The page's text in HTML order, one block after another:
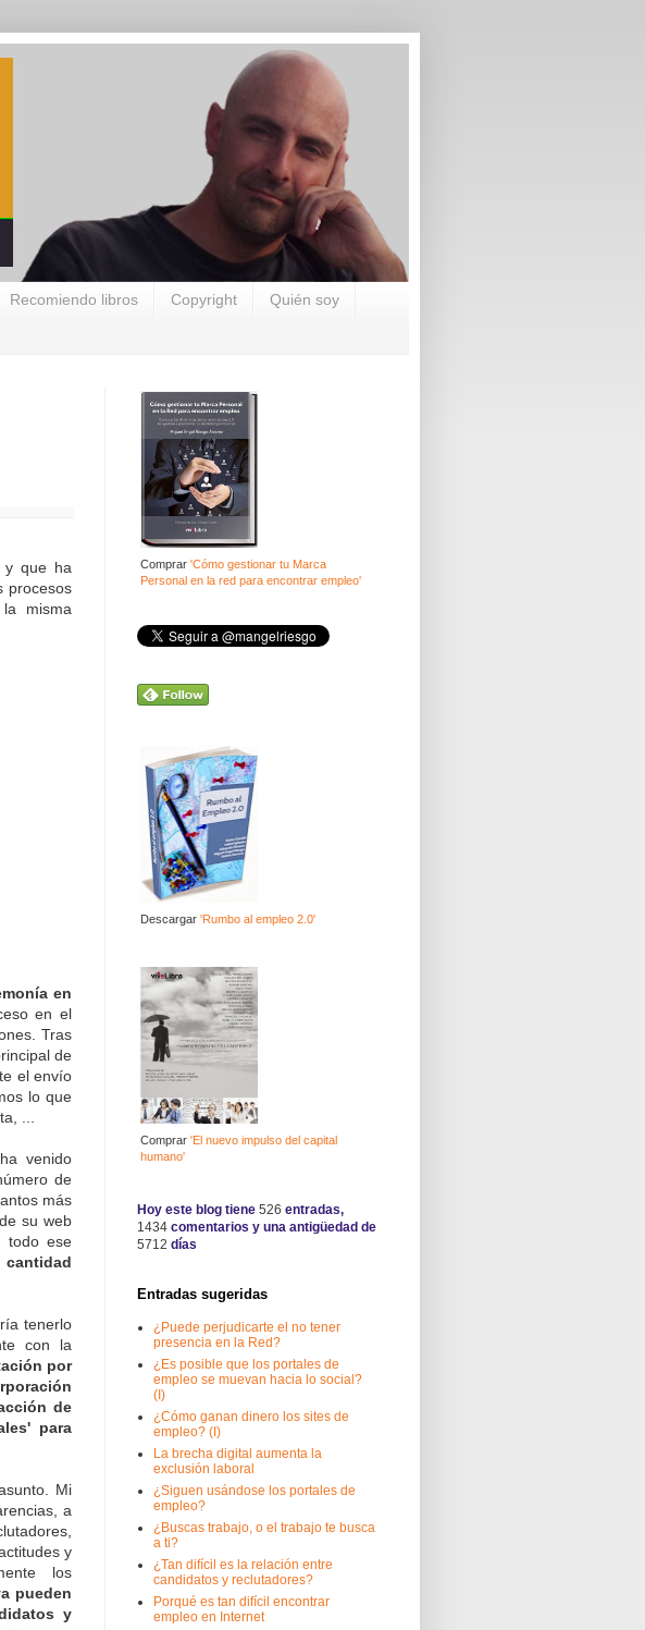
Recomiendo libros Copyright Quién soy
y que ha
procesos
misma
en
en el
Tras
de
el envío
lo que
...
venido
de
más
su web
todo ese
cantidad
tenerlo
con la
por
de
para
Mi
a
y
los
pueden
y
Comprar 'Cómo gestionar tu Marca
Personal en la red para encontrar empleo'
Descargar 'Rumbo al empleo 2.0'
Comprar 'El nuevo impulso del capital
humano'
Hoy este blog tiene 526 entradas,
1434 comentarios y una antigüedad de
5712 días
Entradas sugeridas
¿Puede perjudicarte el no tener
presencia en la Red?
¿Es posible que los portales de
empleo se muevan hacia lo social?
(I)
¿Cómo ganan dinero los sites de
empleo? (I)
La brecha digital aumenta la
exclusión laboral
¿Siguen usándose los portales de
empleo?
¿Buscas trabajo, o el trabajo te busca
a ti?
¿Tan difícil es la relación entre
candidatos y reclutadores?
Porqué es tan difícil encontrar
empleo en Internet